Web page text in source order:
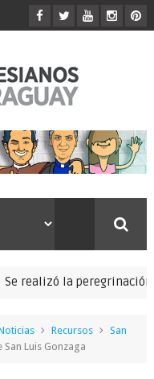
la peregrinación
Recursos
San
Luis Gonzaga